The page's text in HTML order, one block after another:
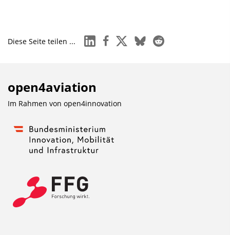
Diese Seite teilen ... linkedinfacebook
x blueskyreddit
open4aviation
Im Rahmen von open4innovation